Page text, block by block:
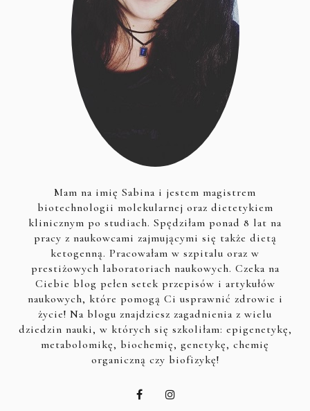
Mam na imię Sabina i jestem magistrem
biotechnologii molekularnej oraz dietetykiem
klinicznym po studiach. Spędziłam ponad 8 lat na
pracy z naukowcami zajmującymi się także dietą
ketogenną. Pracowałam w szpitalu oraz w
prestiżowych laboratoriach naukowych. Czeka na
Ciebie blog pełen setek przepisów i artykułów
naukowych, które pomogą Ci usprawnić zdrowie i
życie! Na blogu znajdziesz zagadnienia z wielu
dziedzin nauki, w których się szkoliłam: epigenetykę,
metabolomikę, biochemię, genetykę, chemię
organiczną czy biofizykę!